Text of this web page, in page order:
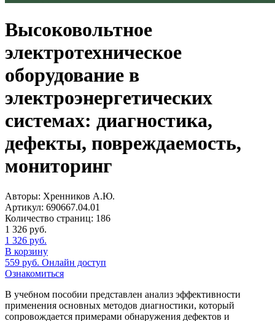
Высоковольтное
электротехническое
оборудование в
электроэнергетических
системах: диагностика,
дефекты, повреждаемость,
мониторинг
Авторы: Хренников А.Ю.
Артикул: 690667.04.01
Количество страниц: 186
1 326 руб.
1 326 руб.
В корзину
559 руб. Онлайн доступ
Ознакомиться
В учебном пособии представлен анализ эффективности
применения основных методов диагностики, который
сопровождается примерами обнаружения дефектов и